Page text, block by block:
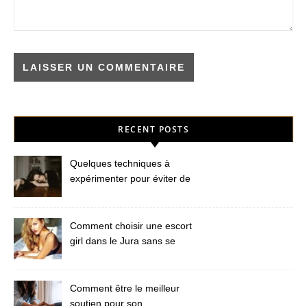
RECENT POSTS
Quelques techniques à
expérimenter pour éviter de
Comment choisir une escort
girl dans le Jura sans se
Comment être le meilleur
soutien pour son